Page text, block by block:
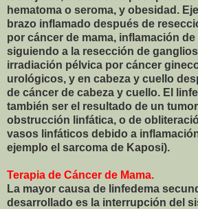
hematoma o seroma, y obesidad.
brazo inflamado después de
por cáncer de mama, inflamación
siguiendo a la resección de
irradiación pélvica por cáncer
urológicos, y en cabeza y cuello
de cáncer de cabeza y cuello. El
también ser el resultado de un
obstrucción linfática, o de
vasos linfáticos debido a
ejemplo el sarcoma de Kaposi).
Terapia de Cáncer de Mama.
La mayor causa de linfedema
desarrollado es la interrupción del